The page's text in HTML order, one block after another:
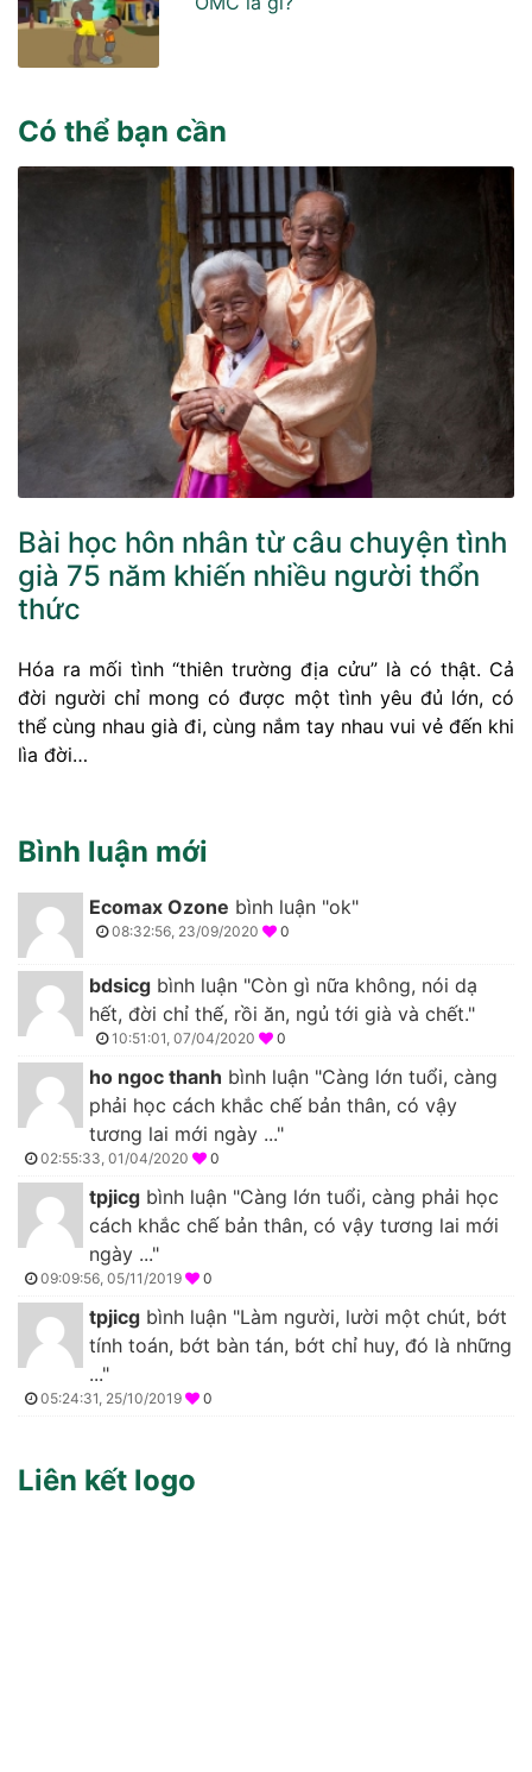
Có thể bạn cần
Bài học hôn nhân từ câu chuyện tình
già 75 năm khiến nhiều người thổn
thức
Hóa ra mối tình “thiên trường địa cửu” là có thật. Cả
đời người chỉ mong có được một tình yêu đủ lớn, có
thể cùng nhau già đi, cùng nắm tay nhau vui vẻ đến khi
lìa đời…
Bình luận mới
Ecomax Ozone bình luận "ok"
08:32:56, 23/09/2020 0
bdsicg bình luận "Còn gì nữa không, nói dạ
hết, đời chỉ thế, rồi ăn, ngủ tới già và chết."
10:51:01, 07/04/2020 0
ho ngoc thanh bình luận "Càng lớn tuổi, càng
phải học cách khắc chế bản thân, có vậy
tương lai mới ngày ..."
02:55:33, 01/04/2020 0
tpjicg bình luận "Càng lớn tuổi, càng phải học
cách khắc chế bản thân, có vậy tương lai mới
ngày ..."
09:09:56, 05/11/2019 0
tpjicg bình luận "Làm người, lười một chút, bớt
tính toán, bớt bàn tán, bớt chỉ huy, đó là những
..."
05:24:31, 25/10/2019 0
Liên kết logo